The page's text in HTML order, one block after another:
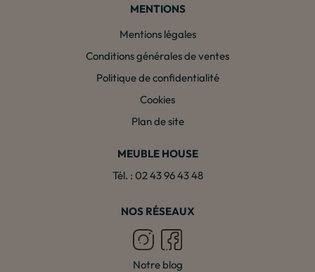
MENTIONS
Mentions légales
Conditions générales de ventes
Politique de confidentialité
Cookies
Plan de site
MEUBLE HOUSE
Tél. : 02 43 96 43 48
NOS RÉSEAUX
Notre blog